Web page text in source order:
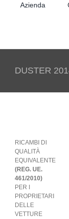
Azienda
DUSTER
RICAMBI DI
QUALITÀ
EQUIVALENTE
(REG. UE.
461/2010)
PER I
PROPRIETARI
DELLE
VETTURE